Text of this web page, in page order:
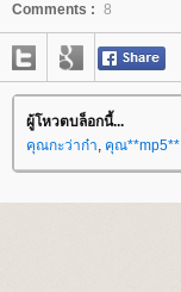
Comments : 8
ผู้โหวตบล็อกนี้...
คุณกะว่าก๋า, คุณ**mp5**